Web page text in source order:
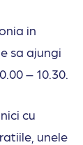
in
sa ajungi
– 10.30.
cu
unele